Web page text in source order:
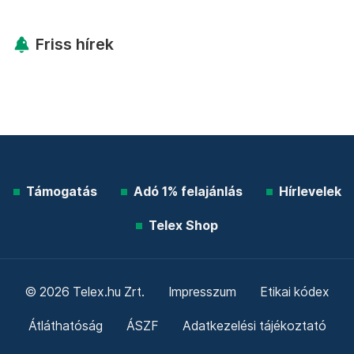
Friss hírek
Támogatás Adó 1% felajánlás Hírlevelek
Telex Shop
© 2026 Telex.hu Zrt. Impresszum Etikai kódex
Átláthatóság ÁSZF Adatkezelési tájékoztató